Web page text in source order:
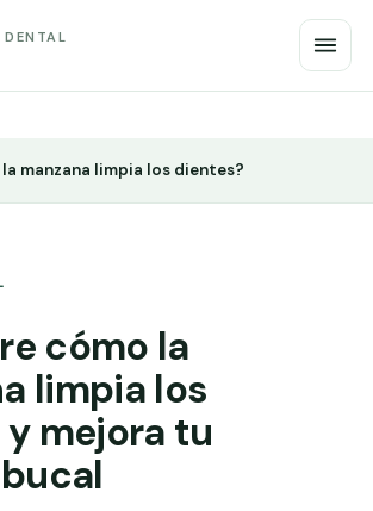
manzana limpia los dientes?
cómo la
limpia los
mejora tu